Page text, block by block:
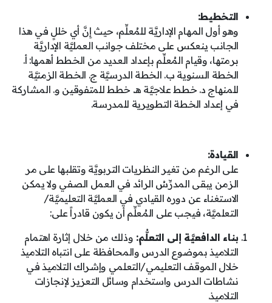
التخطيط:
وهو أول المهام الإداريَّة للمُعلِّم، حيث إِنَّ أي خللٍ في هذا
الجانب ينعكس على مختلف جوانب العمليَّة الإداريَّة
برمتها، وقيام المُعلِّم بإعداد العديد من الخطط أهمها: أ.
الخطة السنوية ب. الخطة الدرسيَّة ج. الخطة الزمنيَّة
للمنهاج د. خطط علاجيَّة هـ. خطط للمتفوقين و. المشاركة
في إعداد الخطة التطويرية للمدرسة.
القيادة:
على الرغم من تغير النظريات التربويَّة وتقلبها على مر
الزمن يبقى المدرِّسُ الرائد في العمل الصفي ولا يمكن
الاستغناء عن دوره القيادي في العمليَّة التعليميَّة/
التعلميَّة، فيجب على المُعلِّم أن يكون قادراً على:
بناء الدافعيَّة إلى التعلُّم: وذلك من خلال إثارة اهتمام
التلاميذ بموضوع الدرس والمحافظة على انتباه التلاميذ
خلال الموقف التعليمي/التعلمي وإشراك التلاميذ في
نشاطات الدرس واستخدام وسائل التعزيز لإنجازات
التلاميذ.